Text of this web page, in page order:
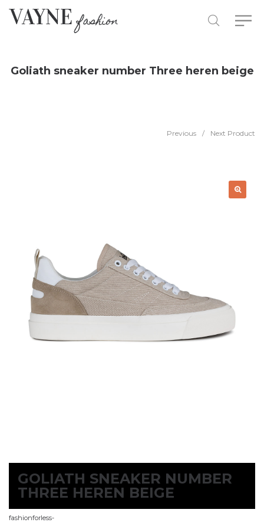
Goliath sneaker number Three heren beige
Previous / Next Product
GOLIATH SNEAKER NUMBER
THREE HEREN BEIGE
fashionforless-